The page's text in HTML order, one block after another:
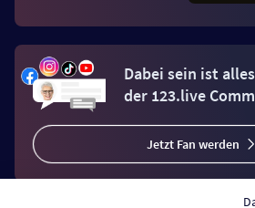
Dabei sein ist
der 123.live
Jetzt Fan werden